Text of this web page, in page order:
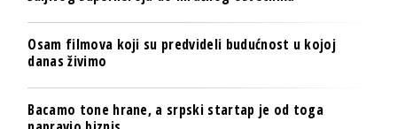
Osam filmova koji su predvideli budućnost u kojoj
danas živimo
Bacamo tone hrane, a srpski startap je od toga